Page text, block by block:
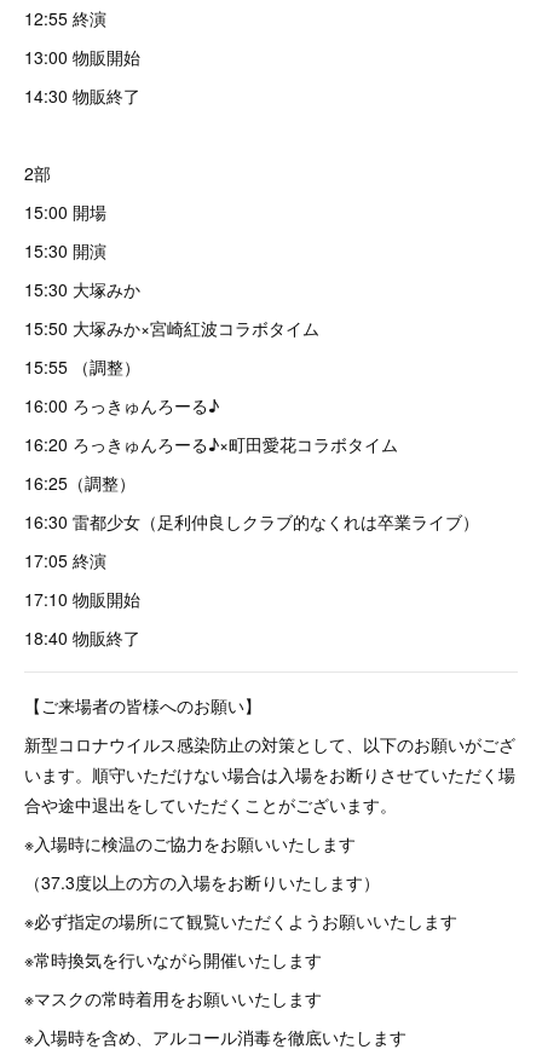
12:55 終演
13:00 物販開始
14:30 物販終了
2部
15:00 開場
15:30 開演
15:30 大塚みか
15:50 大塚みか×宮崎紅波コラボタイム
15:55 （調整）
16:00 ろっきゅんろーる♪
16:20 ろっきゅんろーる♪×町田愛花コラボタイム
16:25（調整）
16:30 雷都少女（足利仲良しクラブ的なくれは卒業ライブ）
17:05 終演
17:10 物販開始
18:40 物販終了
【ご来場者の皆様へのお願い】
新型コロナウイルス感染防止の対策として、以下のお願いがござ
います。順守いただけない場合は入場をお断りさせていただく場
合や途中退出をしていただくことがございます。
※入場時に検温のご協力をお願いいたします
（37.3度以上の方の入場をお断りいたします）
※必ず指定の場所にて観覧いただくようお願いいたします
※常時換気を行いながら開催いたします
※マスクの常時着用をお願いいたします
※入場時を含め、アルコール消毒を徹底いたします